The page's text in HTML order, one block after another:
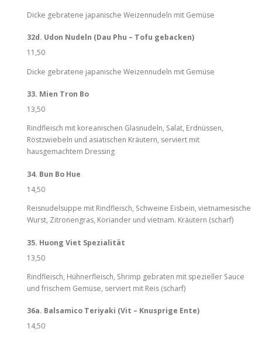
Dicke gebratene japanische Weizennudeln mit Gemüse
32d. Udon Nudeln (Dau Phu – Tofu gebacken)
11,50
Dicke gebratene japanische Weizennudeln mit Gemüse
33. Mien Tron Bo
13,50
Rindfleisch mit koreanischen Glasnudeln, Salat, Erdnüssen,
Röstzwiebeln und asiatischen Kräutern, serviert mit
hausgemachtem Dressing
34. Bun Bo Hue
14,50
Reisnudelsuppe mit Rindfleisch, Schweine Eisbein, vietnamesische
Wurst, Zitronengras, Koriander und vietnam. Kräutern (scharf)
35. Huong Viet Spezialität
13,50
Rindfleisch, Hühnerfleisch, Shrimp gebraten mit spezieller Sauce
und frischem Gemüse, serviert mit Reis (scharf)
36a. Balsamico Teriyaki (Vit – Knusprige Ente)
14,50